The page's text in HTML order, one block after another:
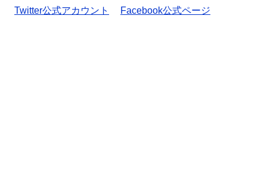
Twitter公式アカウント
Facebook公式ページ